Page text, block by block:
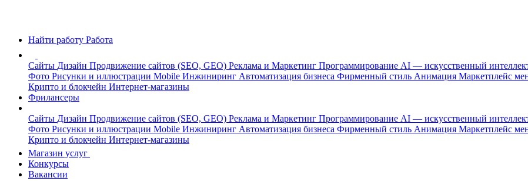
Найти работу Работа
Сайты Дизайн Продвижение сайтов (SEO, GEO) Реклама и Маркетинг Программирование AI — искусственный
Фото Рисунки и иллюстрации Mobile Инжиниринг Автоматизация бизнеса Фирменный стиль Анимация Маркетплейс
Крипто и блокчейн Интернет-магазины
Фрилансеры
Сайты Дизайн Продвижение сайтов (SEO, GEO) Реклама и Маркетинг Программирование AI — искусственный
Фото Рисунки и иллюстрации Mobile Инжиниринг Автоматизация бизнеса Фирменный стиль Анимация Маркетплейс
Крипто и блокчейн Интернет-магазины
Магазин услуг
Конкурсы
Вакансии